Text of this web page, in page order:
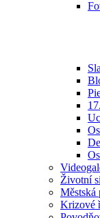
Životní
Městská
Krizové